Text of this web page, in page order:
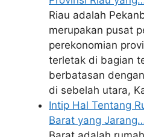
Riau adalah
merupakan pusat
perekonomian
terletak di bagian
berbatasan
di sebelah utara,
Intip Hal Tentang
Barat yang